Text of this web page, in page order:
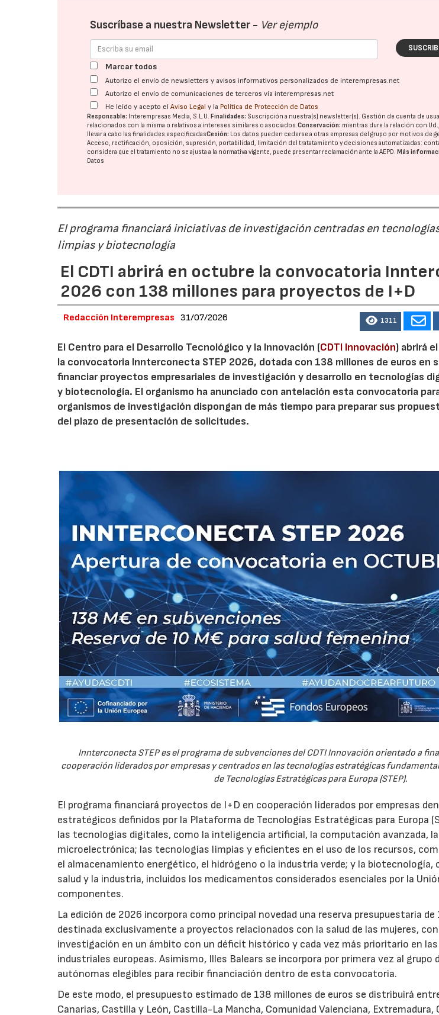
Suscríbase a nuestra Newsletter - Ver ejemplo
Marcar todos
Autorizo el envío de newsletters y avisos informativos personalizados de interempresas.net
Autorizo el envío de comunicaciones de terceros vía interempresas.net
He leído y acepto elAviso Legal y la Política de Protección de Datos
Responsable: Interempresas Media, S.L.U.Finalidades: Suscripción a nuestra(s) newsletter(s). Gestión de cuenta de
relacionados con la misma o relativos a intereses similares o asociados.Conservación: mientras dure la relación con
llevar a cabo las finalidades especificadasCesión: Los datos pueden cederse a otras empresas del grupo por motivos de
Acceso, rectificación, oposición, supresión, portabilidad, limitación del tratatamiento y decisiones automatizadas:
considera que el tratamiento no se ajusta a la normativa vigente, puede presentar reclamación ante laAEPD.Más
Datos
El programa financiará iniciativas de investigación centradas en
limpias y biotecnología
El CDTI abrirá en octubre la convocatoria
2026 con 138 millones para proyectos de I+D
Redacción Interempresas 31/07/2026 1311
El Centro para el Desarrollo Tecnológico y la Innovación (CDTI Innovación) abrirá
la convocatoria Innterconecta STEP 2026, dotada con 138 millones de euros en
financiar proyectos empresariales de investigación y desarrollo en tecnologías
y biotecnología. El organismo ha anunciado con antelación esta convocatoria
organismos de investigación dispongan de más tiempo para preparar sus
del plazo de presentación de solicitudes.
Innterconecta STEP es el programa de subvenciones del CDTI Innovación orientado a
cooperación liderados por empresas y centrados en las tecnologías estratégicas
de Tecnologías Estratégicas para Europa (STEP).
El programa financiará proyectos de I+D en cooperación liderados por empresas
estratégicos definidos por la Plataforma de Tecnologías Estratégicas para Europa
las tecnologías digitales, como la inteligencia artificial, la computación avanzada, la
microelectrónica; las tecnologías limpias y eficientes en el uso de los recursos,
el almacenamiento energético, el hidrógeno o la industria verde; y la biotecnología,
salud y la industria, incluidos los medicamentos considerados esenciales por la
componentes.
La edición de 2026 incorpora como principal novedad una reserva presupuestaria de
destinada exclusivamente a proyectos relacionados con la salud de las mujeres,
investigación en un ámbito con un déficit histórico y cada vez más prioritario en
industriales europeas. Asimismo, Illes Balears se incorpora por primera vez al grupo
autónomas elegibles para recibir financiación dentro de esta convocatoria.
De este modo, el presupuesto estimado de 138 millones de euros se distribuirá
Canarias, Castilla y León, Castilla-La Mancha, Comunidad Valenciana, Extremadura,